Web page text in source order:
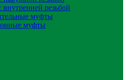
резьбой
муфты
муфты